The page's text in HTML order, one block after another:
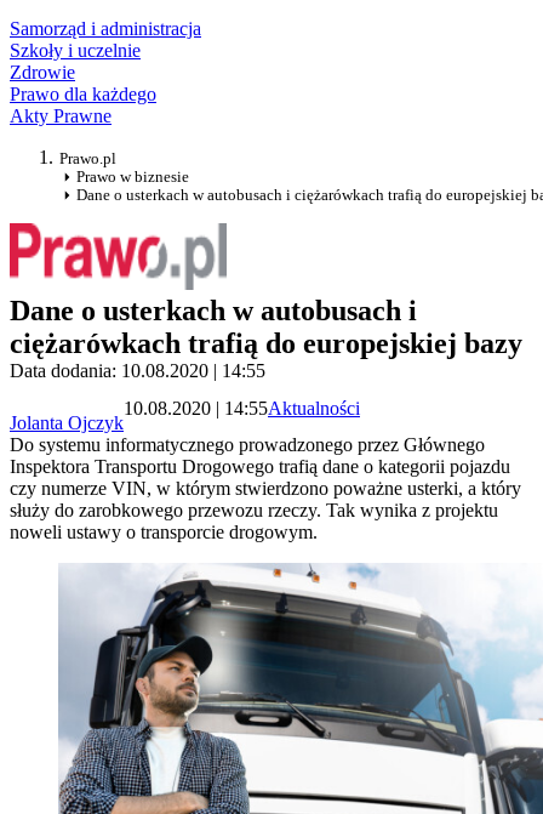
Samorząd i administracja
Szkoły i uczelnie
Zdrowie
Prawo dla każdego
Akty Prawne
Prawo.pl
Prawo w biznesie
Dane o usterkach w autobusach i ciężarówkach trafią do europejskiej
Dane o usterkach w autobusach i
ciężarówkach trafią do europejskiej bazy
Data dodania: 10.08.2020 | 14:55
Jolanta Ojczyk
10.08.2020 | 14:55Aktualności
Do systemu informatycznego prowadzonego przez Głównego
Inspektora Transportu Drogowego trafią dane o kategorii pojazdu
czy numerze VIN, w którym stwierdzono poważne usterki, a który
służy do zarobkowego przewozu rzeczy. Tak wynika z projektu
noweli ustawy o transporcie drogowym.